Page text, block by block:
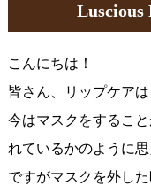
Luscious
こんにちは！
皆さん、リップケア
今はマスクをするこ
れているかのように
ですがマスクを外し